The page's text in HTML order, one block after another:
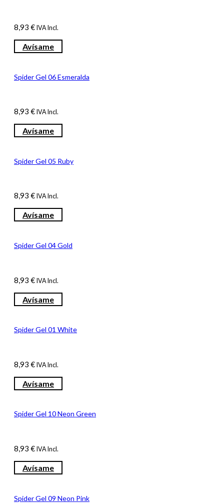
8,93 € IVA Incl.
Avísame
Spider Gel 06 Esmeralda
8,93 € IVA Incl.
Avísame
Spider Gel 05 Ruby
8,93 € IVA Incl.
Avísame
Spider Gel 04 Gold
8,93 € IVA Incl.
Avísame
Spider Gel 01 White
8,93 € IVA Incl.
Avísame
Spider Gel 10 Neon Green
8,93 € IVA Incl.
Avísame
Spider Gel 09 Neon Pink